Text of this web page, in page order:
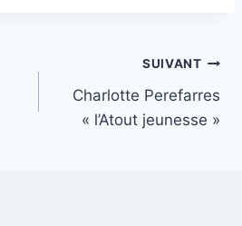
SUIVANT
Charlotte Perefarres
« l’Atout jeunesse »